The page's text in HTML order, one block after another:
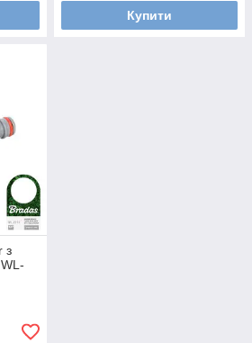
Купити
з